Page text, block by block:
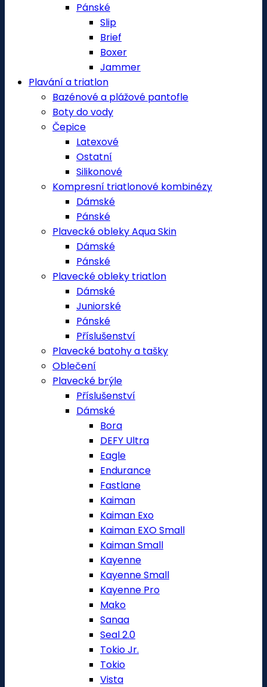
Pánské
Slip
Brief
Boxer
Jammer
Plavání a triatlon
Bazénové a plážové pantofle
Boty do vody
Čepice
Latexové
Ostatní
Silikonové
Kompresní triatlonové kombinézy
Dámské
Pánské
Plavecké obleky Aqua Skin
Dámské
Pánské
Plavecké obleky triatlon
Dámské
Juniorské
Pánské
Příslušenství
Plavecké batohy a tašky
Oblečení
Plavecké brýle
Příslušenství
Dámské
Bora
DEFY Ultra
Eagle
Endurance
Fastlane
Kaiman
Kaiman Exo
Kaiman EXO Small
Kaiman Small
Kayenne
Kayenne Small
Kayenne Pro
Mako
Sanaa
Seal 2.0
Tokio Jr.
Tokio
Vista